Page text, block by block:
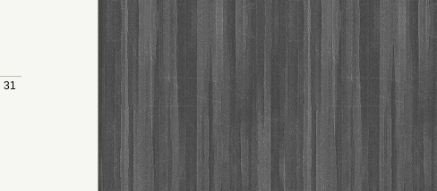
31